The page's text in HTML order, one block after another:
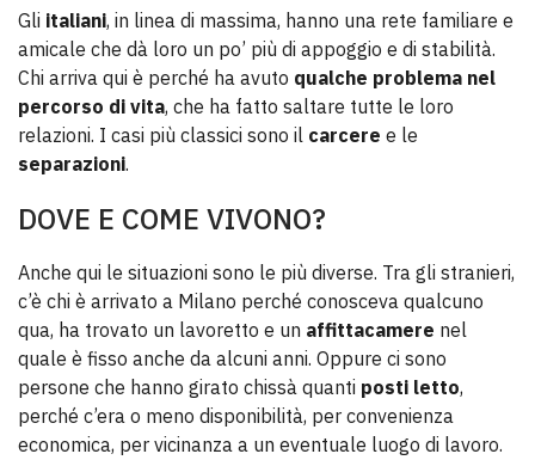
Gli italiani, in linea di massima, hanno una rete familiare e
amicale che dà loro un po’ più di appoggio e di stabilità.
Chi arriva qui è perché ha avuto qualche problema nel
percorso di vita, che ha fatto saltare tutte le loro
relazioni. I casi più classici sono il carcere e le
separazioni.
DOVE E COME VIVONO?
Anche qui le situazioni sono le più diverse. Tra gli stranieri,
c’è chi è arrivato a Milano perché conosceva qualcuno
qua, ha trovato un lavoretto e un affittacamere nel
quale è fisso anche da alcuni anni. Oppure ci sono
persone che hanno girato chissà quanti posti letto,
perché c’era o meno disponibilità, per convenienza
economica, per vicinanza a un eventuale luogo di lavoro.